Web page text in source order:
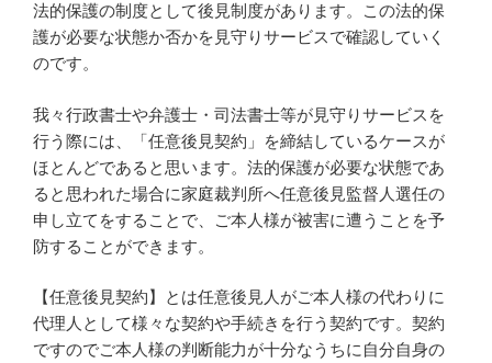
法的保護の制度として後見制度があります。この法的保
護が必要な状態か否かを見守りサービスで確認していく
のです。
我々行政書士や弁護士・司法書士等が見守りサービスを
行う際には、「任意後見契約」を締結しているケースが
ほとんどであると思います。法的保護が必要な状態であ
ると思われた場合に家庭裁判所へ任意後見監督人選任の
申し立てをすることで、ご本人様が被害に遭うことを予
防することができます。
【任意後見契約】とは任意後見人がご本人様の代わりに
代理人として様々な契約や手続きを行う契約です。契約
ですのでご本人様の判断能力が十分なうちに自分自身の